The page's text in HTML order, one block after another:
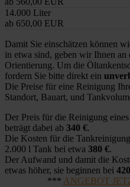
14.000 Liter
ab 650,00 EUR
Damit Sie einschätzen können
in etwa sind, geben wir Ihnen an
Orientierung. Um die
fordern Sie bitte direkt ein
Die Preise für eine Reinigung
Standort, Bauart, und
Der Preis für die Reinigung eines
beträgt dabei ab 340 €.
Die Kosten für die
2.000 l Tank bei etwa 380 €.
Der Aufwand und damit die
etwas höher, sie beginnen bei
*** ANGEBOT